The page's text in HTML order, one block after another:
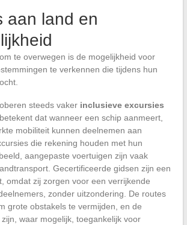
aan land en
te overwegen is de mogelijkheid voor
te verkennen die tijdens hun
steeds vaker inclusieve excursies
dat wanneer een schip aanmeert,
mobiliteit kunnen deelnemen aan
die rekening houden met hun
aangepaste voertuigen zijn vaak
Gecertificeerde gidsen zijn een
omdat zij zorgen voor een verrijkende
zonder uitzondering. De routes
grote obstakels te vermijden, en de
waar mogelijk, toegankelijk voor